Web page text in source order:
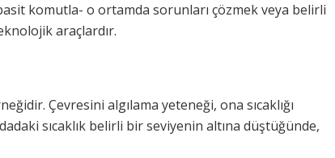
komutla- o ortamda sorunları çözmek veya belirli
araçlardır.
Çevresini algılama yeteneği, ona sıcaklığı
sıcaklık belirli bir seviyenin altına düştüğünde,